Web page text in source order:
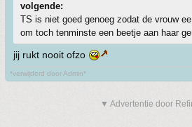
volgende:
TS is niet goed genoeg zodat de vrouw
om toch tenminste een beetje aan haar
jij rukt nooit ofzo
*verwijderd door Admin*
▼ Advertentie door